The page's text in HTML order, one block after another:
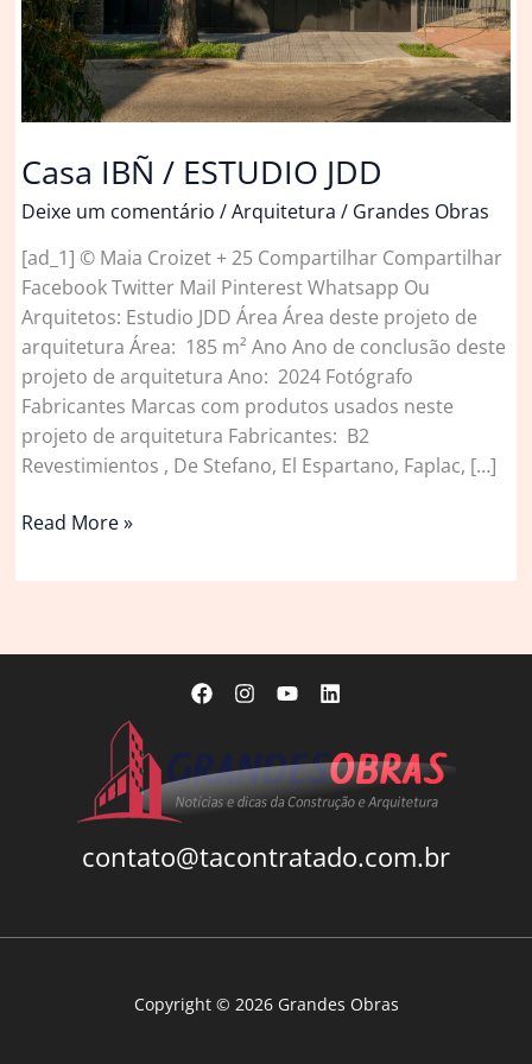
Casa IBÑ / ESTUDIO JDD
Deixe um comentário /Arquitetura / Grandes Obras
[ad_1] © Maia Croizet + 25 Compartilhar Compartilhar
Facebook Twitter Mail Pinterest Whatsapp Ou
Arquitetos: Estudio JDD Área Área deste projeto de
arquitetura Área: 185 m² Ano Ano de conclusão deste
projeto de arquitetura Ano: 2024 Fotógrafo
Fabricantes Marcas com produtos usados neste
projeto de arquitetura Fabricantes: B2
Revestimientos , De Stefano, El Espartano, Faplac, […]
Casa
/
Read More »
contato@tacontratado.com.br
Copyright © 2026 Grandes Obras